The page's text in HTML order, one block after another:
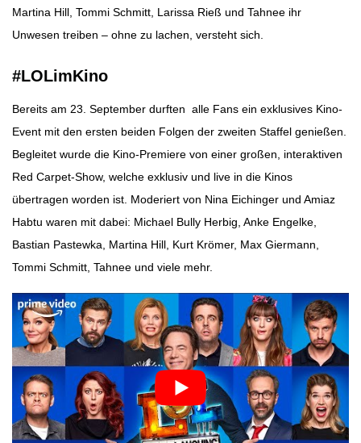
Martina Hill, Tommi Schmitt, Larissa Rieß und Tahnee ihr
Unwesen treiben – ohne zu lachen, versteht sich.
#LOLimKino
Bereits am 23. September durften alle Fans ein exklusives Kino-
Event mit den ersten beiden Folgen der zweiten Staffel genießen.
Begleitet wurde die Kino-Premiere von einer großen, interaktiven
Red Carpet-Show, welche exklusiv und live in die Kinos
übertragen worden ist. Moderiert von Nina Eichinger und Amiaz
Habtu waren mit dabei: Michael Bully Herbig, Anke Engelke,
Bastian Pastewka, Martina Hill, Kurt Krömer, Max Giermann,
Tommi Schmitt, Tahnee und viele mehr.